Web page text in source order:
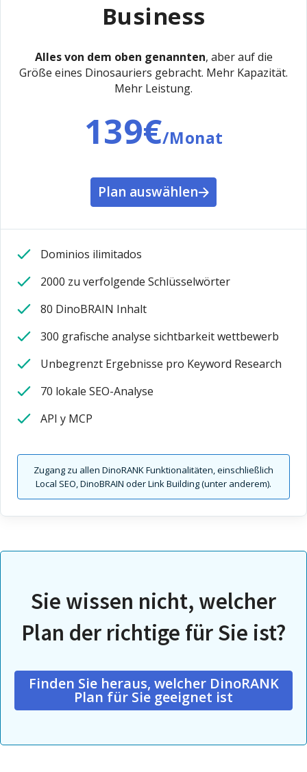
Business
Alles von dem oben genannten, aber auf die
Größe eines Dinosauriers gebracht. Mehr Kapazität.
Mehr Leistung.
139€/Monat
Plan auswählen
Dominios ilimitados
2000 zu verfolgende Schlüsselwörter
80 DinoBRAIN Inhalt
300 grafische analyse sichtbarkeit wettbewerb
Unbegrenzt Ergebnisse pro Keyword Research
70 lokale SEO-Analyse
API y MCP
Zugang zu allen DinoRANK Funktionalitäten, einschließlich
Local SEO, DinoBRAIN oder Link Building (unter anderem).
Sie wissen nicht, welcher
Plan der richtige für Sie ist?
Finden Sie heraus, welcher DinoRANK
Plan für Sie geeignet ist